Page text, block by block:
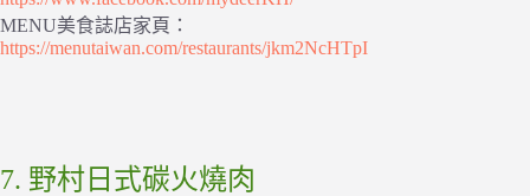
MENU美食誌店家頁：
https://menutaiwan.com/restaurants/jkm2NcHTpI
7. 野村日式碳火燒肉